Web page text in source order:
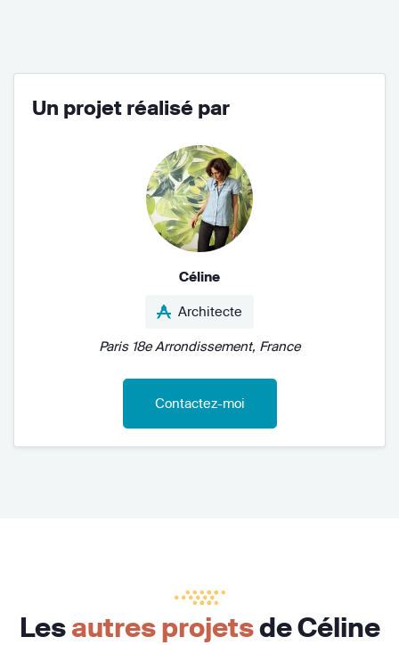
Un projet réalisé par
Céline
Architecte
Paris 18e Arrondissement, France
Contactez-moi
Lesautres projetsde Céline